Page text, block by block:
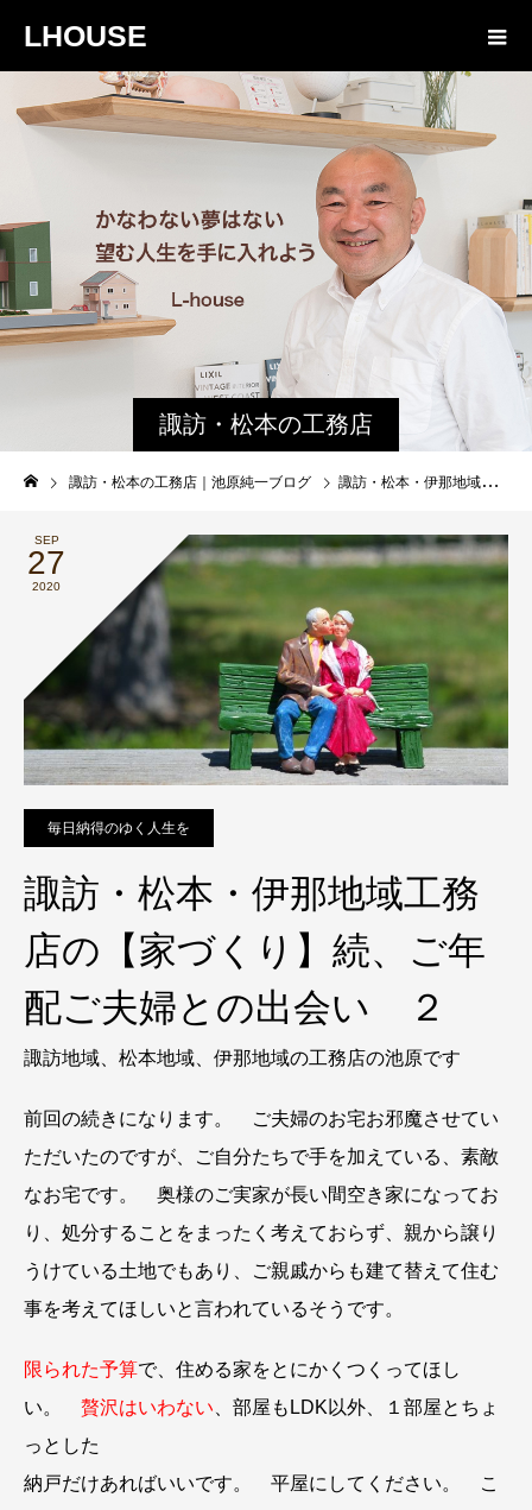
LHOUSE
諏訪・松本の工務店
の社長ブログ｜家族
物語８４３
諏訪・松本の工務店｜池原純一ブログ 諏訪・松本・伊那地域工務店の【家づくり】続、ご年配ご夫婦との出会い ２
SEP
27
2020
毎日納得のゆく人生を
諏訪・松本・伊那地域工務
店の【家づくり】続、ご年
配ご夫婦との出会い ２
諏訪地域、松本地域、伊那地域の工務店の池原です
前回の続きになります。 ご夫婦のお宅お邪魔させてい
ただいたのですが、ご自分たちで手を加えている、素敵
なお宅です。 奥様のご実家が長い間空き家になってお
り、処分することをまったく考えておらず、親から譲り
うけている土地でもあり、ご親戚からも建て替えて住む
事を考えてほしいと言われているそうです。
限られた予算で、住める家をとにかくつくってほし
い。 贅沢はいわない 、部屋もLDK以外、１部屋とちょ
っとした
納戸だけあればいいです。 平屋にしてください。 こ